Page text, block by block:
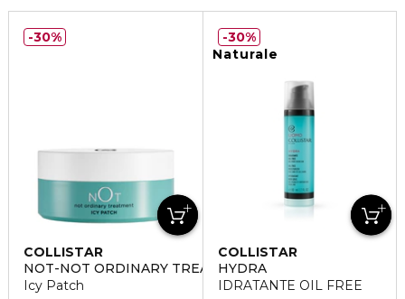
COLLISTAR
NOT-NOT ORDINARY TREATMENT
Icy Patch
30%
Naturale
COLLISTAR
HYDRA
IDRATANTE OIL FREE
30%